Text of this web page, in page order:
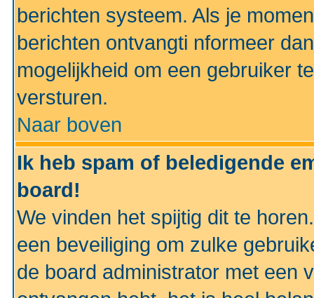
berichten systeem. Als je
berichten ontvangti nformeer
mogelijkheid om een gebruiker
versturen.
Naar boven
Ik heb spam of beledigende
board!
We vinden het spijtig dit te
een beveiliging om zulke
de board administrator met een